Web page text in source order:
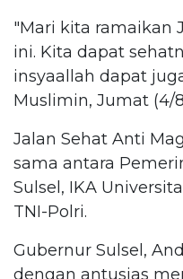
"Mari kita ramaikan
ini. Kita dapat
insyaallah dapat
Muslimin, Jumat (4/
Jalan Sehat Anti
sama antara
Sulsel, IKA
TNI-Polri.
Gubernur Sulsel,
dengan antusias